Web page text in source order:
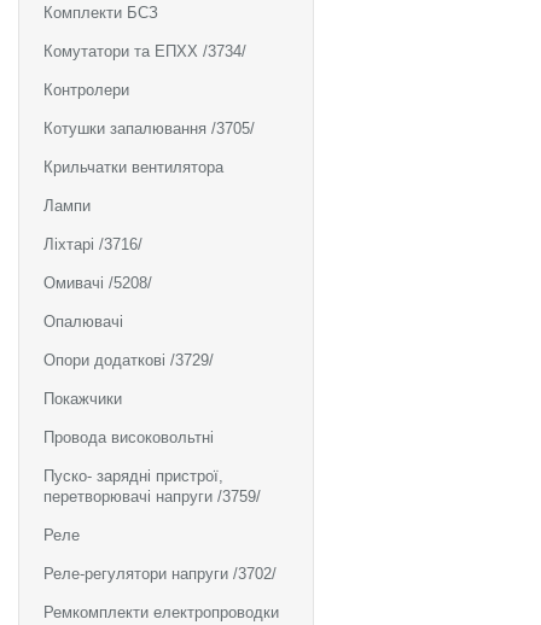
Комплекти БСЗ
Комутатори та ЕПХХ /3734/
Контролери
Котушки запалювання /3705/
Крильчатки вентилятора
Лампи
Ліхтарі /3716/
Омивачі /5208/
Опалювачі
Опори додаткові /3729/
Покажчики
Провода високовольтні
Пуско- зарядні пристрої,
перетворювачі напруги /3759/
Реле
Реле-регулятори напруги /3702/
Ремкомплекти електропроводки